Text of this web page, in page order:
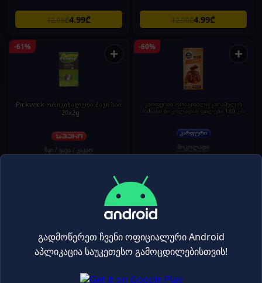
12.95₾4.99₾ 12.90₾4.99₾
-61% +
Pickwick ორიგინალური შავი ჩაი
"20x2g
ჩაი / ყავა / კაკაო
-60% +
კარფურის ორიგინალი კარამელის
რძიანი შოკოლადის ფილები 180 გრ
შოკოლადი
+
ტილზიტერი\
-59%
6*300გრ
გადმოწერეთ ჩვენი ოფიციალური Android
აპლიკაცია საუკეთესო გამოცდილებისთვის!